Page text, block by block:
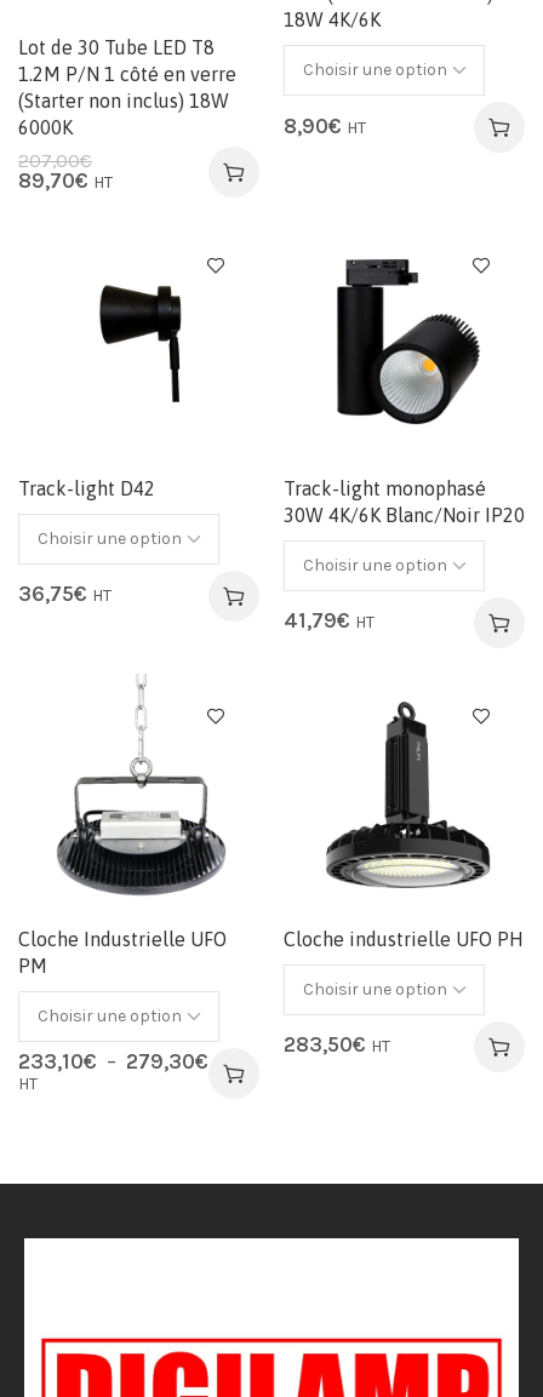
Lot de 30 Tube LED T8
1.2M P/N 1 côté en verre
(Starter non inclus) 18W
6000K
207,00€
89,70€ HT
18W 4K/6K
8,90€ HT
Track-light D42
36,75€ HT
Track-light monophasé
30W 4K/6K Blanc/Noir IP20
41,79€ HT
Cloche Industrielle UFO
PM
233,10€ – 279,30€
HT
Cloche industrielle UFO PH
283,50€ HT